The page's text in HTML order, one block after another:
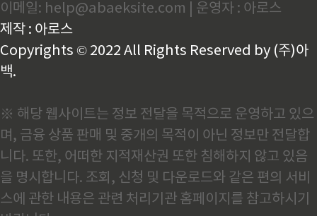
이메일: help@abaeksite.com | 운영자 : 아로스
제작 : 아로스
Copyrights © 2022 All Rights Reserved by (주)아
백.
※ 해당 웹사이트는 정보 전달을 목적으로 운영하고 있으
며, 금융 상품 판매 및 중개의 목적이 아닌 정보만 전달합
니다. 또한, 어떠한 지적재산권 또한 침해하지 않고 있음
을 명시합니다. 조회, 신청 및 다운로드와 같은 편의 서비
스에 관한 내용은 관련 처리기관 홈페이지를 참고하시기